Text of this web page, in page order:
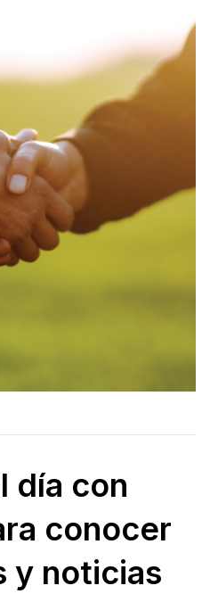
día con
conocer
y noticias